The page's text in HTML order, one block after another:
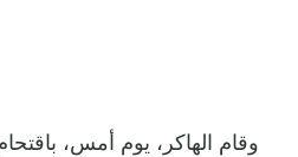
وقام الهاكر، يوم أمس،